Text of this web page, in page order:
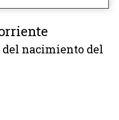
nacimiento del